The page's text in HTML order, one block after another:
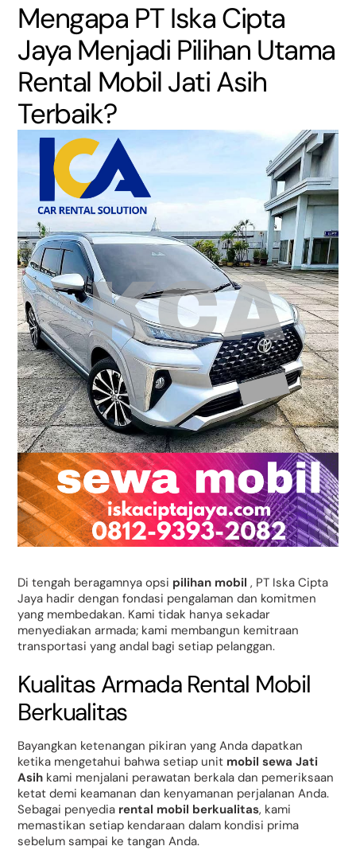
Mengapa PT Iska Cipta
Jaya Menjadi Pilihan Utama
Rental Mobil Jati Asih
Terbaik?
Di tengah beragamnya opsi pilihan mobil, PT Iska Cipta
Jaya hadir dengan fondasi pengalaman dan komitmen
yang membedakan. Kami tidak hanya sekadar
menyediakan armada; kami membangun kemitraan
transportasi yang andal bagi setiap pelanggan.
Kualitas Armada Rental Mobil
Berkualitas
Bayangkan ketenangan pikiran yang Anda dapatkan
ketika mengetahui bahwa setiap unit mobil sewa Jati
Asih kami menjalani perawatan berkala dan pemeriksaan
ketat demi keamanan dan kenyamanan perjalanan Anda.
Sebagai penyedia rental mobil berkualitas, kami
memastikan setiap kendaraan dalam kondisi prima
sebelum sampai ke tangan Anda.